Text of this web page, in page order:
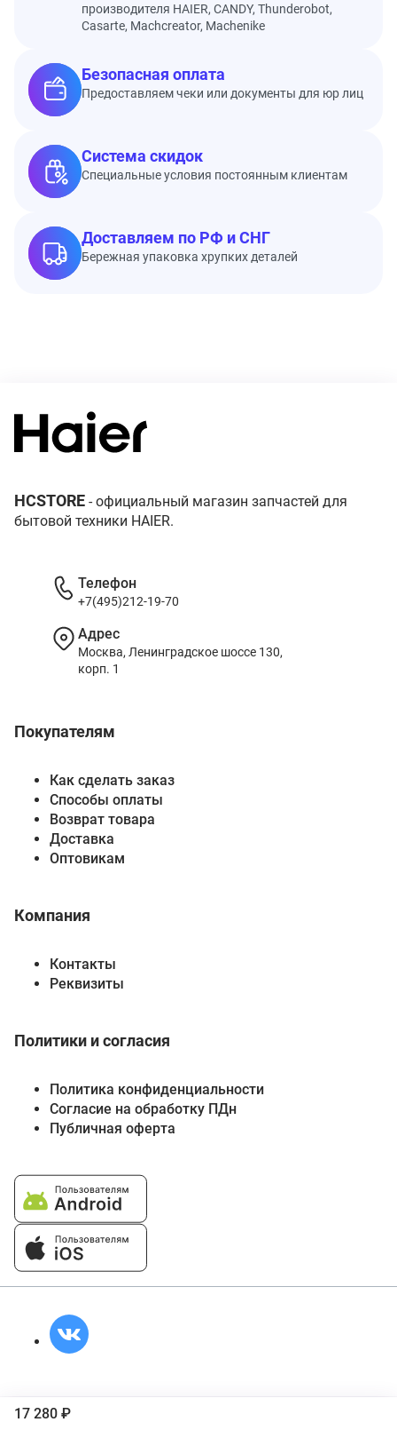
производителя HAIER, CANDY, Thunderobot,
Casarte, Machcreator, Machenike
Безопасная оплата
Предоставляем чеки или документы для юр лиц
Система скидок
Специальные условия постоянным клиентам
Доставляем по РФ и СНГ
Бережная упаковка хрупких деталей
17 280 ₽
HCSTORE - официальный магазин запчастей для
бытовой техники HAIER.
Покупателям
Как сделать заказ
Способы оплаты
Возврат товара
Доставка
Оптовикам
Компания
Контакты
Реквизиты
Политики и согласия
Политика конфиденциальности
Согласие на обработку ПДн
Публичная оферта
Телефон
+7(495)212-19-70
Адрес
Москва, Ленинградское шоссе 130,
корп. 1